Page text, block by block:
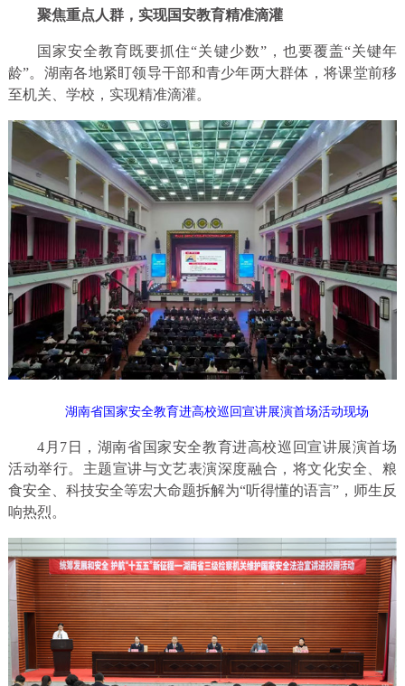
聚焦重点人群，实现国安教育精准滴灌
国家安全教育既要抓住“关键少数”，也要覆盖“关键年
龄”。湖南各地紧盯领导干部和青少年两大群体，将课堂前移
至机关、学校，实现精准滴灌。
湖南省国家安全教育进高校巡回宣讲展演首场活动现场
4月7日，湖南省国家安全教育进高校巡回宣讲展演首场
活动举行。主题宣讲与文艺表演深度融合，将文化安全、粮
食安全、科技安全等宏大命题拆解为“听得懂的语言”，师生反
响热烈。